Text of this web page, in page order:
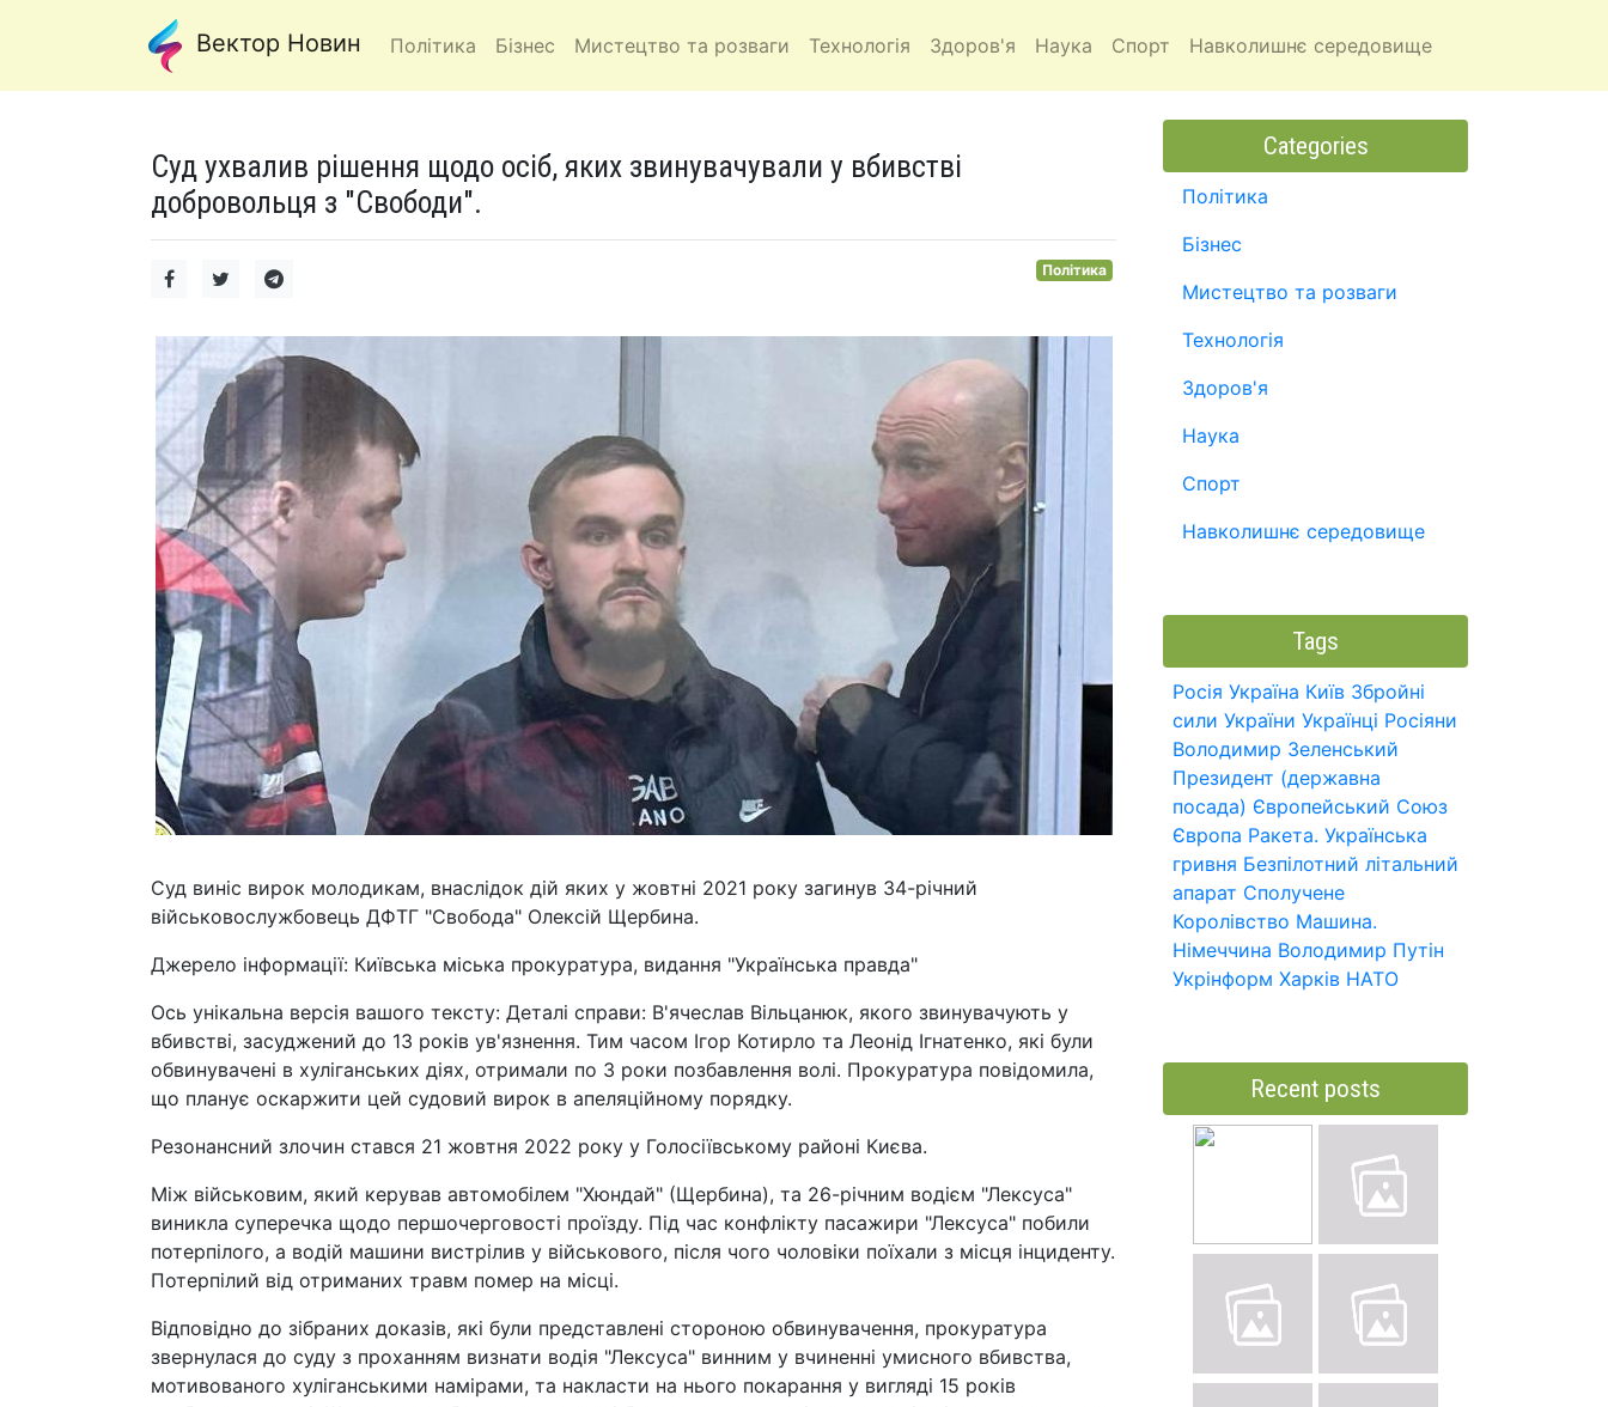
Вектор Новин Політика Бізнес Мистецтво та розваги Технологія Здоров'я Наука Спорт Навколишнє середовище
Суд ухвалив рішення щодо осіб, яких звинувачували у вбивстві
добровольця з "Свободи".
Політика
Суд виніс вирок молодикам, внаслідок дій яких у жовтні 2021 року загинув 34-річний
військовослужбовець ДФТГ "Свобода" Олексій Щербина.
Джерело інформації: Київська міська прокуратура, видання "Українська правда"
Ось унікальна версія вашого тексту: Деталі справи: В'ячеслав Вільцанюк, якого звинувачують у
вбивстві, засуджений до 13 років ув'язнення. Тим часом Ігор Котирло та Леонід Ігнатенко, які були
обвинувачені в хуліганських діях, отримали по 3 роки позбавлення волі. Прокуратура повідомила,
що планує оскаржити цей судовий вирок в апеляційному порядку.
Резонансний злочин стався 21 жовтня 2022 року у Голосіївському районі Києва.
Між військовим, який керував автомобілем "Хюндай" (Щербина), та 26-річним водієм "Лексуса"
виникла суперечка щодо першочерговості проїзду. Під час конфлікту пасажири "Лексуса" побили
потерпілого, а водій машини вистрілив у військового, після чого чоловіки поїхали з місця інциденту.
Потерпілий від отриманих травм помер на місці.
Відповідно до зібраних доказів, які були представлені стороною обвинувачення, прокуратура
звернулася до суду з проханням визнати водія "Лексуса" винним у вчиненні умисного вбивства,
мотивованого хуліганськими намірами, та накласти на нього покарання у вигляді 15 років
Categories
Політика
Бізнес
Мистецтво та розваги
Технологія
Здоров'я
Наука
Спорт
Навколишнє середовище
Tags
Росія Україна Київ Збройні
сили України Українці Росіяни
Володимир Зеленський
Президент (державна
посада) Європейський Союз
Європа Ракета. Українська
гривня Безпілотний літальний
апарат Сполучене
Королівство Машина.
Німеччина Володимир Путін
Укрінформ Харків НАТО
Recent posts